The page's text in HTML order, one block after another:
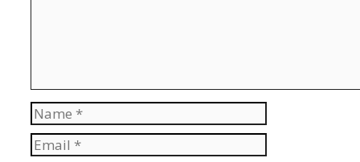
Name
Email